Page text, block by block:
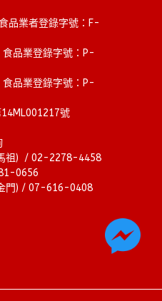
品業者登錄字號：F-
品業登錄字號：P-
品業登錄字號：P-
號
祖)  / 02-2278-4458
0656
門) / 07-616-0408